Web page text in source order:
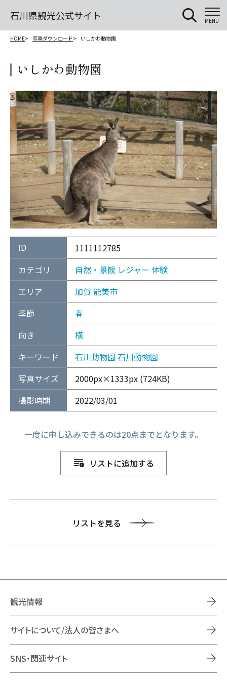
石川県観光公式サイト MENU
HOME 写真ダウンロード いしかわ動物園
いしかわ動物園
ID
1111112785
カテゴリ
自然・景観 レジャー 体験
エリア
加賀 能美市
季節
春
向き
横
キーワード
石川動物園 石川動物園
写真サイズ
2000px×1333px (724KB)
撮影時期
2022/03/01
一度に申し込みできるのは20点までとなります。
リストに追加する
リストを見る
観光情報
サイトについて/法人の皆さまへ
SNS・関連サイト